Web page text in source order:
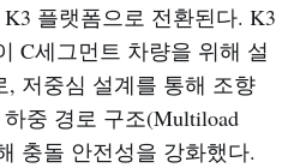
플랫폼으로 전환된다. K3
C세그먼트 차량을 위해 설
, 저중심 설계를 통해 조향
중 경로 구조(Multiload
충돌 안전성을 강화했다.